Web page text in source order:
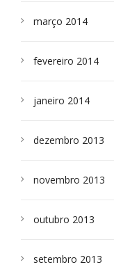
março 2014
fevereiro 2014
janeiro 2014
dezembro 2013
novembro 2013
outubro 2013
setembro 2013